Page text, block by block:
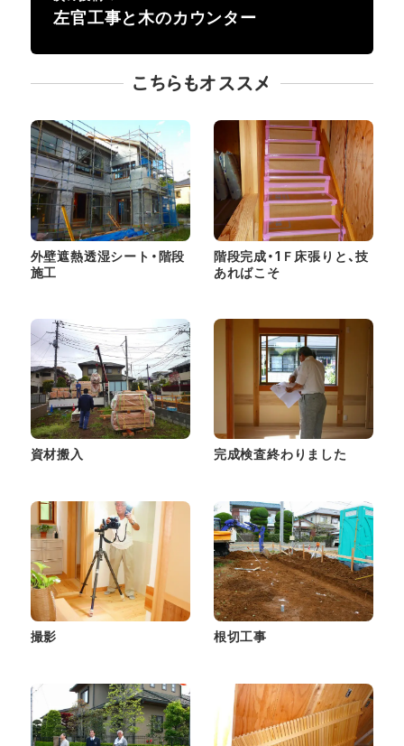
左官工事と木のカウンター
こちらもオススメ
外壁遮熱透湿シート・階段
施工
階段完成・1Ｆ床張りと、技
あればこそ
資材搬入 完成検査終わりました
撮影 根切工事